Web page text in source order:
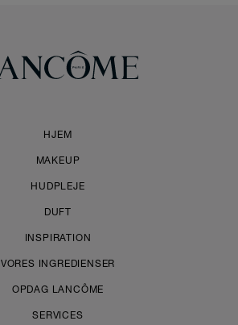
HJEM
MAKEUP
HUDPLEJE
DUFT
INSPIRATION
VORES INGREDIENSER
OPDAG LANCÔME
SERVICES